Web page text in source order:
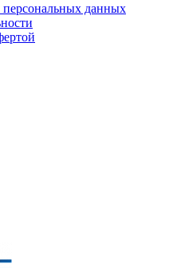
персональных данных